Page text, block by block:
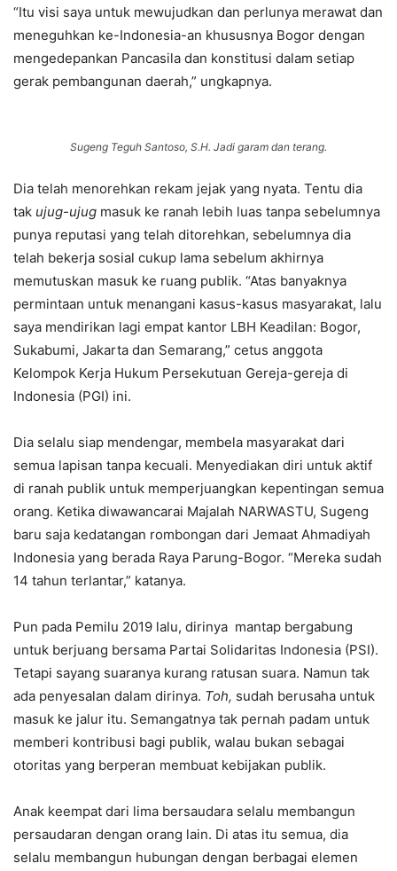
“Itu visi saya untuk mewujudkan dan perlunya merawat dan
meneguhkan ke-Indonesia-an khususnya Bogor dengan
mengedepankan Pancasila dan konstitusi dalam setiap
gerak pembangunan daerah,” ungkapnya.
Sugeng Teguh Santoso, S.H. Jadi garam dan terang.
Dia telah menorehkan rekam jejak yang nyata. Tentu dia
tak ujug-ujug masuk ke ranah lebih luas tanpa sebelumnya
punya reputasi yang telah ditorehkan, sebelumnya dia
telah bekerja sosial cukup lama sebelum akhirnya
memutuskan masuk ke ruang publik. “Atas banyaknya
permintaan untuk menangani kasus-kasus masyarakat, lalu
saya mendirikan lagi empat kantor LBH Keadilan: Bogor,
Sukabumi, Jakarta dan Semarang,” cetus anggota
Kelompok Kerja Hukum Persekutuan Gereja-gereja di
Indonesia (PGI) ini.
Dia selalu siap mendengar, membela masyarakat dari
semua lapisan tanpa kecuali. Menyediakan diri untuk aktif
di ranah publik untuk memperjuangkan kepentingan semua
orang. Ketika diwawancarai Majalah NARWASTU, Sugeng
baru saja kedatangan rombongan dari Jemaat Ahmadiyah
Indonesia yang berada Raya Parung-Bogor. “Mereka sudah
14 tahun terlantar,” katanya.
Pun pada Pemilu 2019 lalu, dirinya mantap bergabung
untuk berjuang bersama Partai Solidaritas Indonesia (PSI).
Tetapi sayang suaranya kurang ratusan suara. Namun tak
ada penyesalan dalam dirinya. Toh, sudah berusaha untuk
masuk ke jalur itu. Semangatnya tak pernah padam untuk
memberi kontribusi bagi publik, walau bukan sebagai
otoritas yang berperan membuat kebijakan publik.
Anak keempat dari lima bersaudara selalu membangun
persaudaran dengan orang lain. Di atas itu semua, dia
selalu membangun hubungan dengan berbagai elemen